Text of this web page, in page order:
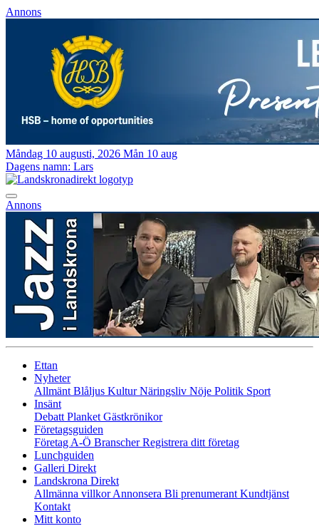
Annons
Måndag 10 augusti, 2026 Mån 10 aug
Dagens namn: Lars
Annons
Ettan
Nyheter
Allmänt Blåljus KulturNäringsliv Nöje Politik Sport
Insänt
Debatt Planket Gästkrönikor
Företagsguiden
Företag A-Ö BranscherRegistrera ditt företag
Lunchguiden
Galleri Direkt
Landskrona Direkt
Allmänna villkorAnnonsera Bli prenumerant Kundtjänst
Kontakt
Mitt konto